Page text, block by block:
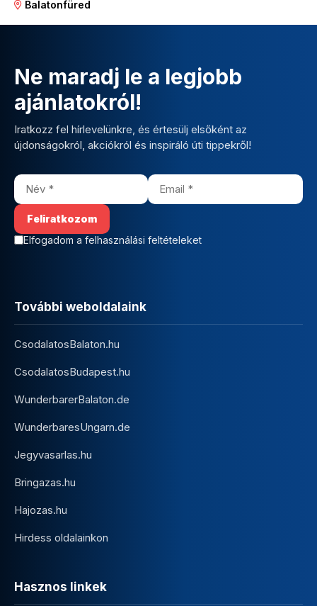
Balatonfüred
Ne maradj le a legjobb
ajánlatokról!
Iratkozz fel hírlevelünkre, és értesülj elsőként az
újdonságokról, akciókról és inspiráló úti tippekről!
Elfogadom a felhasználási feltételeket
További weboldalaink
CsodalatosBalaton.hu
CsodalatosBudapest.hu
WunderbarerBalaton.de
WunderbaresUngarn.de
Jegyvasarlas.hu
Bringazas.hu
Hajozas.hu
Hirdess oldalainkon
Hasznos linkek